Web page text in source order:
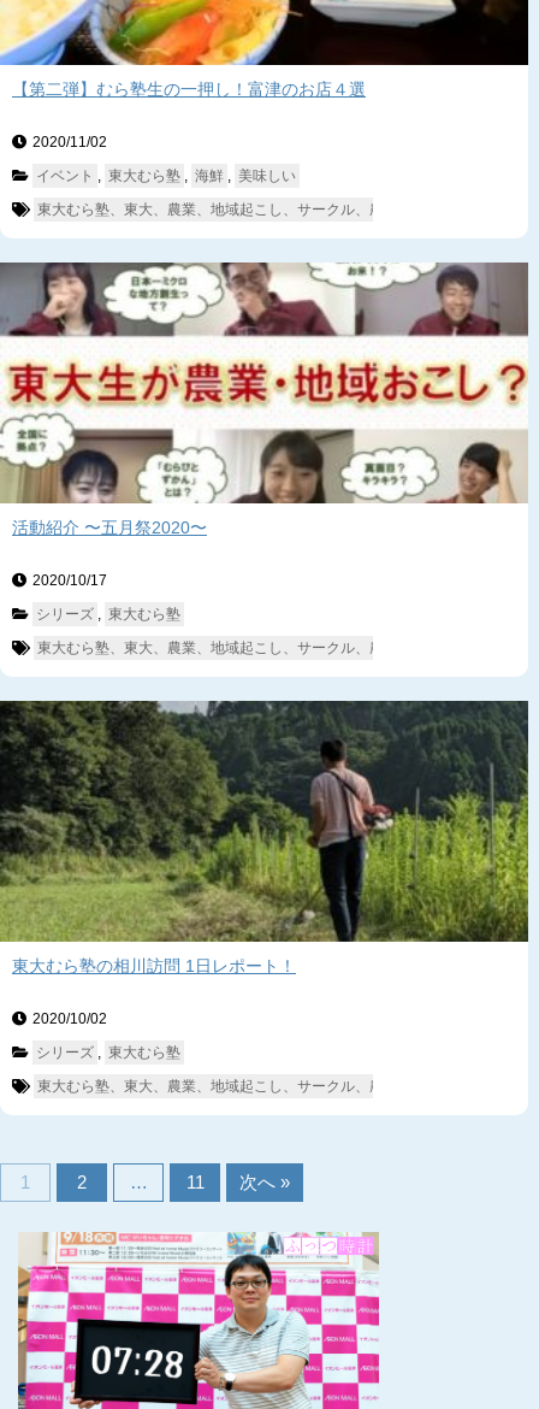
【第二弾】むら塾生の一押し！富津のお店４選
2020/11/02
イベント
東大むら塾 海鮮
美味しい
東大むら塾、東大、農業、地域起こし、サークル、農業サークル、富津、相
活動紹介 〜五月祭2020〜
2020/10/17
シリーズ
東大むら塾
東大むら塾、東大、農業、地域起こし、サークル、農業サークル、富津、相
東大むら塾の相川訪問 1日レポート！
2020/10/02
シリーズ
東大むら塾
東大むら塾、東大、農業、地域起こし、サークル、農業サークル、富津、相
1 2 … 11 次へ »